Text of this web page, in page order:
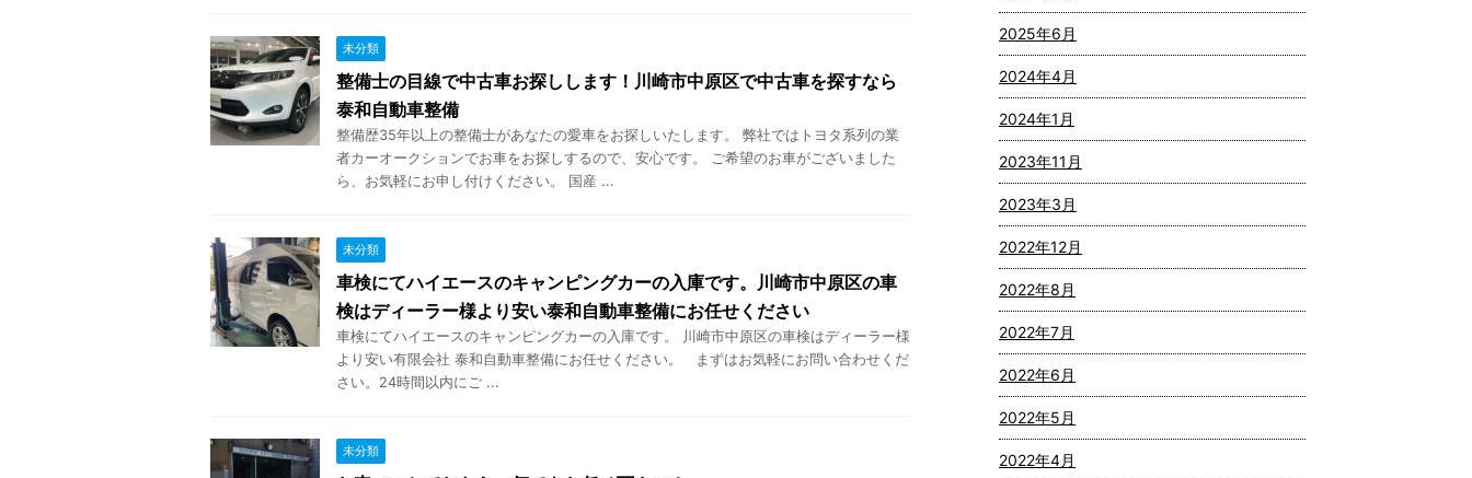
未分類
整備士の目線で中古車お探しします！川崎市中原区で中古車を探すなら
泰和自動車整備
整備歴35年以上の整備士があなたの愛車をお探しいたします。 弊社ではトヨタ系列の業
者カーオークションでお車をお探しするので、安心です。 ご希望のお車がございました
ら、お気軽にお申し付けください。 国産 ...
未分類
車検にてハイエースのキャンピングカーの入庫です。川崎市中原区の車
検はディーラー様より安い泰和自動車整備にお任せください
車検にてハイエースのキャンピングカーの入庫です。 川崎市中原区の車検はディーラー様
より安い有限会社 泰和自動車整備にお任せください。 まずはお気軽にお問い合わせくだ
さい。24時間以内にご ...
未分類
2025年6月
2024年4月
2024年1月
2023年11月
2023年3月
2022年12月
2022年8月
2022年7月
2022年6月
2022年5月
2022年4月